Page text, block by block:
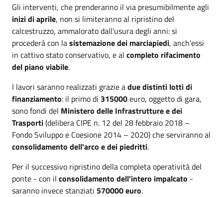
Gli interventi, che prenderanno il via presumibilmente agli
inizi di aprile, non si limiteranno al ripristino del
calcestruzzo, ammalorato dall'usura degli anni: si
procederà con lasistemazione dei marciapiedi, anch'essi
in cattivo stato conservativo, e al completo rifacimento
del piano viabile.
I lavori saranno realizzati grazie adue distinti lotti di
finanziamento: il primo di 315000euro, oggetto di gara,
sono fondi del Ministero delle Infrastrutture e dei
Trasporti(delibera CIPE n. 12 del 28 febbraio 2018 –
Fondo Sviluppo e Coesione 2014 – 2020) che serviranno al
consolidamento dell'arco e dei piedritti.
Per il successivo ripristino della completa operatività del
ponte - con il consolidamento dell'intero impalcato -
saranno invece stanziati 570000 euro.